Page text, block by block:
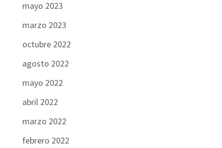
mayo 2023
marzo 2023
octubre 2022
agosto 2022
mayo 2022
abril 2022
marzo 2022
febrero 2022